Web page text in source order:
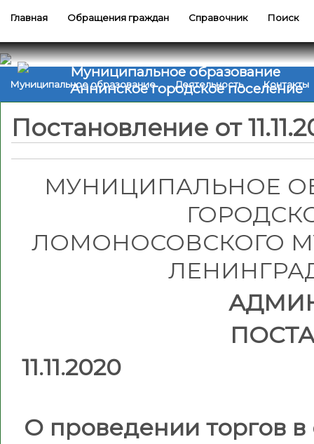
Главная Обращения граждан Справочник Поиск
Муниципальное образование
Аннинское городское поселение
Муниципальное образование Деятельность Контакты
Постановление от
МУНИЦИПАЛЬНОЕ
ЛОМОНОСОВСКОГО
О проведении торгов